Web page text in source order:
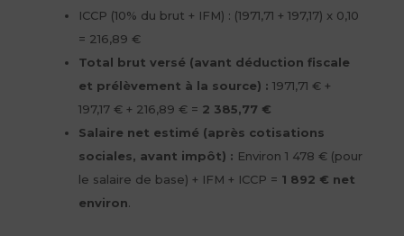
ICCP (10% du brut + IFM) : (1971,71 + 197,17) x 0,10
= 216,89 €
Total brut versé (avant déduction fiscale
et prélèvement à la source) : 1971,71 € +
197,17 € + 216,89 € = 2 385,77 €
Salaire net estimé (après cotisations
sociales, avant impôt) : Environ 1 478 € (pour
le salaire de base) + IFM + ICCP = 1 892 € net
environ.